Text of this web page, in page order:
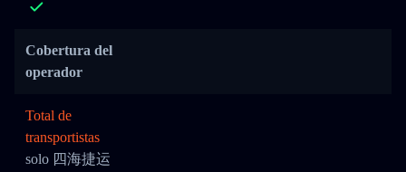
Cobertura del
operador
Total de
transportistas
solo 四海捷运